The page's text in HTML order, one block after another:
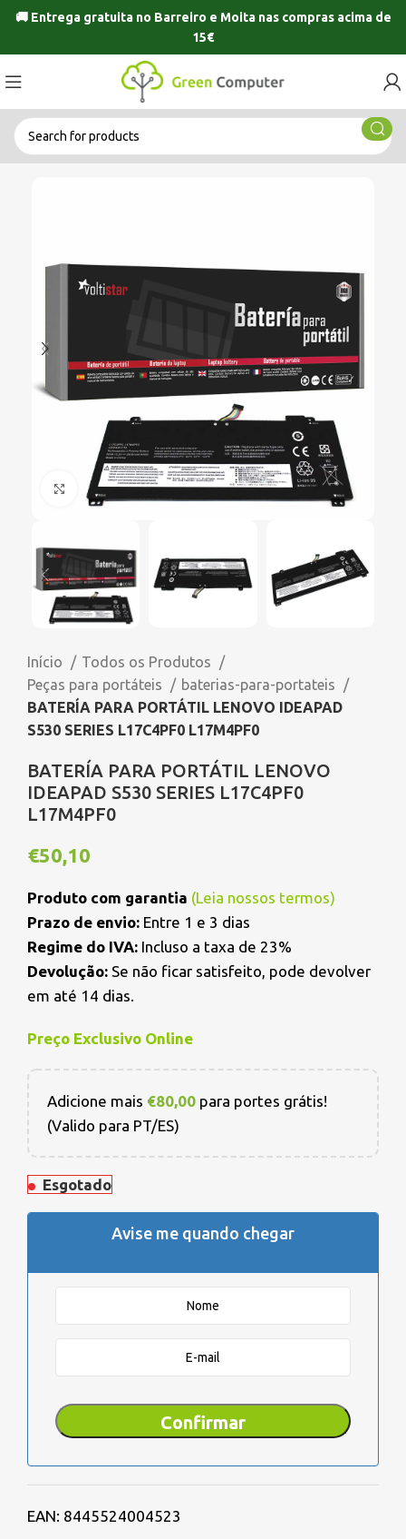
🚚 Entrega gratuita no Barreiro e Moitanas compras acima de
15€
Click to enlarge
Início
Todos os Produtos
Peças para portáteis
baterias-para-portateis
BATERÍA PARA PORTÁTIL LENOVO IDEAPAD
S530 SERIES L17C4PF0 L17M4PF0
BATERÍA PARA PORTÁTIL LENOVO
IDEAPAD S530 SERIES L17C4PF0
L17M4PF0
€50,10
Produto com garantia (Leia nossos termos)
Prazo de envio: Entre 1 e 3 dias
Regime do IVA: Incluso a taxa de 23%
Devolução: Se não ficar satisfeito, pode devolver
em até 14 dias.
Preço Exclusivo Online
Adicione mais €80,00 para portes grátis!
(Valido para PT/ES)
Esgotado
Avise me quando chegar
Confirmar
EAN: 8445524004523